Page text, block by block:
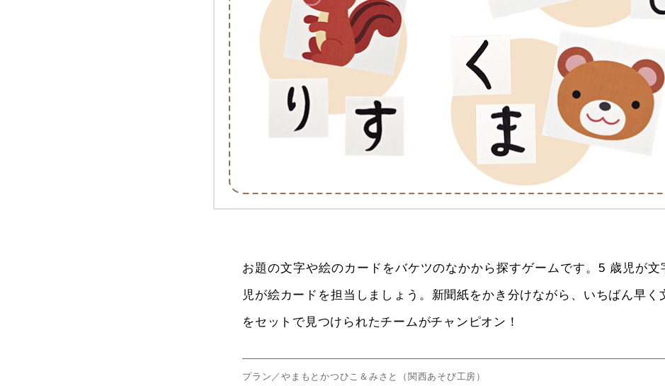
お題の文字や絵のカードをバケツのなかから探すゲームです。5 歳児が文
児が絵カードを担当しましょう。新聞紙をかき分けながら、いちばん早く
をセットで見つけられたチームがチャンピオン！
プラン／やまもとかつひこ＆みさと（関西あそび工房）